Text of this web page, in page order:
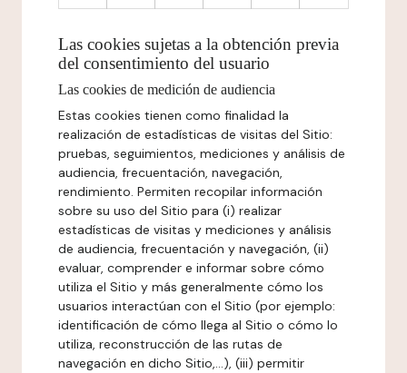
Las cookies sujetas a la obtención previa
del consentimiento del usuario
Las cookies de medición de audiencia
Estas cookies tienen como finalidad la
realización de estadísticas de visitas del Sitio:
pruebas, seguimientos, mediciones y análisis de
audiencia, frecuentación, navegación,
rendimiento. Permiten recopilar información
sobre su uso del Sitio para (i) realizar
estadísticas de visitas y mediciones y análisis
de audiencia, frecuentación y navegación, (ii)
evaluar, comprender e informar sobre cómo
utiliza el Sitio y más generalmente cómo los
usuarios interactúan con el Sitio (por ejemplo:
identificación de cómo llega al Sitio o cómo lo
utiliza, reconstrucción de las rutas de
navegación en dicho Sitio,...), (iii) permitir